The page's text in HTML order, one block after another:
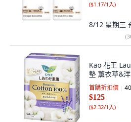
($1.17/1入)
8/12 星期三
(
Kao 花王
墊 薰衣草&
首購折扣價 40
$125
($2.32/1入)